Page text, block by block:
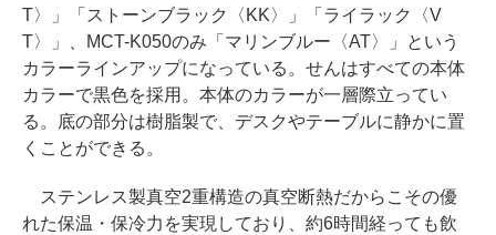
T〉」「ストーンブラック〈KK〉」「ライラック〈V
T〉」、MCT-K050のみ「マリンブルー〈AT〉」という
カラーラインアップになっている。せんはすべての本体
カラーで黒色を採用。本体のカラーが一層際立ってい
る。底の部分は樹脂製で、デスクやテーブルに静かに置
くことができる。
ステンレス製真空2重構造の真空断熱だからこその優
れた保温・保冷力を実現しており、約6時間経っても飲